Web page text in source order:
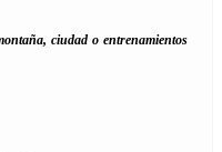
ciudad o entrenamientos